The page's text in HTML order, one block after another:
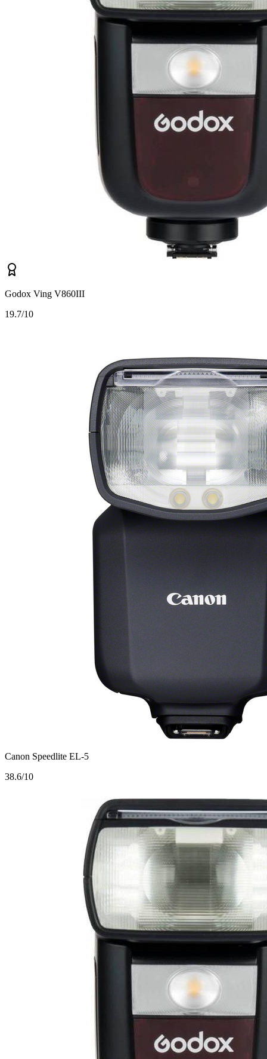
Godox Ving V860III
19.7/10
Canon Speedlite EL-5
38.6/10